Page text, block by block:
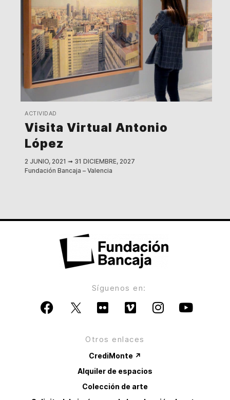
ACTIVIDAD
Visita Virtual Antonio
López
2 JUNIO, 2021 ➟ 31 DICIEMBRE, 2027
Fundación Bancaja – Valencia
Síguenos en:
Otros enlaces
CrediMonte ↗
Alquiler de espacios
Colección de arte